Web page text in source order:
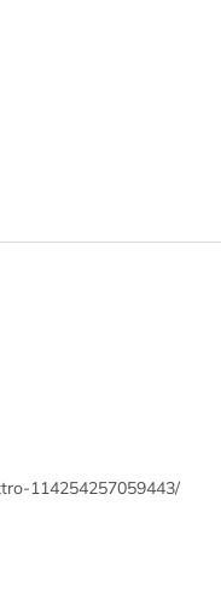
114254257059443/